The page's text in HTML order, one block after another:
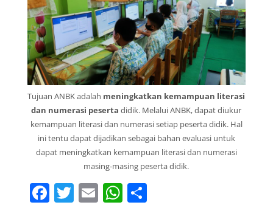
Tujuan ANBK adalah meningkatkan kemampuan literasi
dan numerasi peserta didik. Melalui ANBK, dapat diukur
kemampuan literasi dan numerasi setiap peserta didik. Hal
ini tentu dapat dijadikan sebagai bahan evaluasi untuk
dapat meningkatkan kemampuan literasi dan numerasi
masing-masing peserta didik.
F T E W S